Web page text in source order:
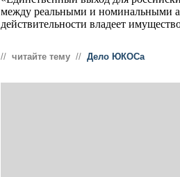
между реальными и номинальными
действительности владеет
// читайте тему // Дело ЮКОСа